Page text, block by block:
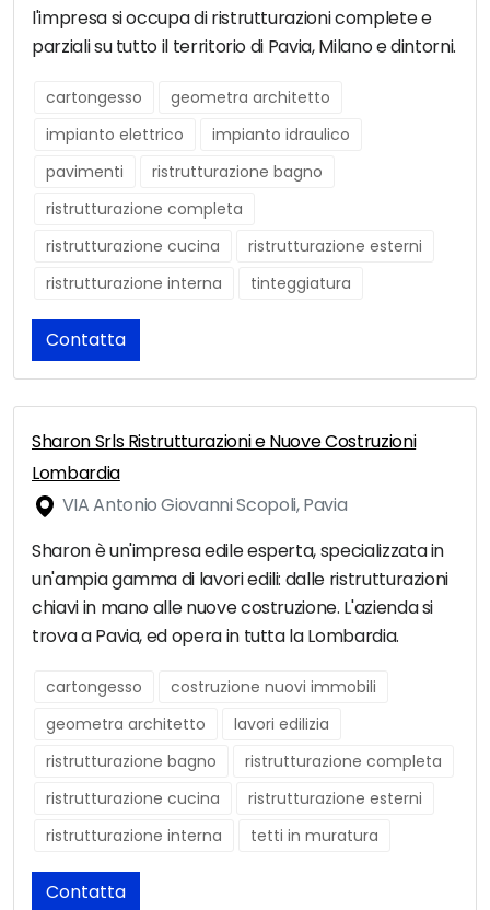
l'impresa si occupa di ristrutturazioni complete e
parziali su tutto il territorio di Pavia, Milano e dintorni.
cartongesso
geometra architetto
impianto elettrico
impianto idraulico
pavimenti
ristrutturazione bagno
ristrutturazione completa
ristrutturazione cucina
ristrutturazione esterni
ristrutturazione interna
tinteggiatura
Contatta
Sharon Srls Ristrutturazioni e Nuove Costruzioni
Lombardia
VIA Antonio Giovanni Scopoli, Pavia
Sharon è un'impresa edile esperta, specializzata in
un'ampia gamma di lavori edili: dalle ristrutturazioni
chiavi in mano alle nuove costruzione. L'azienda si
trova a Pavia, ed opera in tutta la Lombardia.
cartongesso
costruzione nuovi immobili
geometra architetto
lavori edilizia
ristrutturazione bagno
ristrutturazione completa
ristrutturazione cucina
ristrutturazione esterni
ristrutturazione interna
tetti in muratura
Contatta